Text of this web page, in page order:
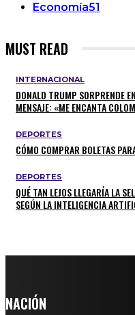
Economía51
MUST READ
INTERNACIONAL
DONALD TRUMP SORPRENDE
MENSAJE: «ME ENCANTA
DEPORTES
CÓMO COMPRAR BOLETAS
DEPORTES
QUÉ TAN LEJOS LLEGARÍA LA
SEGÚN LA INTELIGENCIA
NACIÓN